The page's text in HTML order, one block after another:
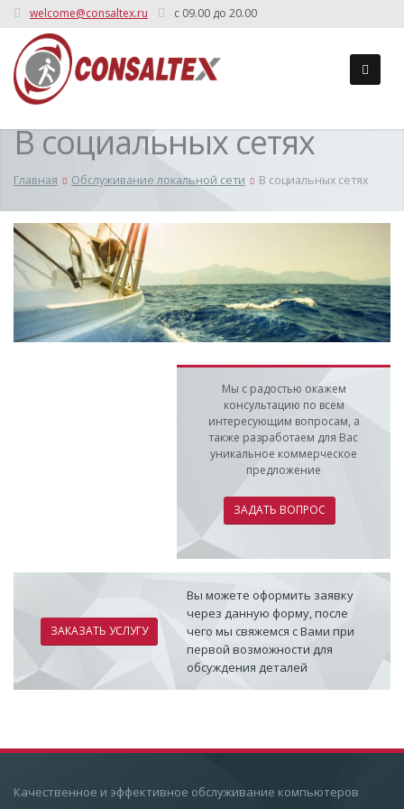
welcome@consaltex.ru c 09.00 до 20.00
В социальных сетях
Главная Обслуживание локальной сети В социальных сетях
Мы с радостью окажем
консультацию по всем
интересующим вопросам, а
также разработаем для Вас
уникальное коммерческое
предложение
ЗАДАТЬ ВОПРОС
ЗАКАЗАТЬ УСЛУГУ
Вы можете оформить заявку
через данную форму, после
чего мы свяжемся с Вами при
первой возможности для
обсуждения деталей
Качественное и эффективное обслуживание компьютеров